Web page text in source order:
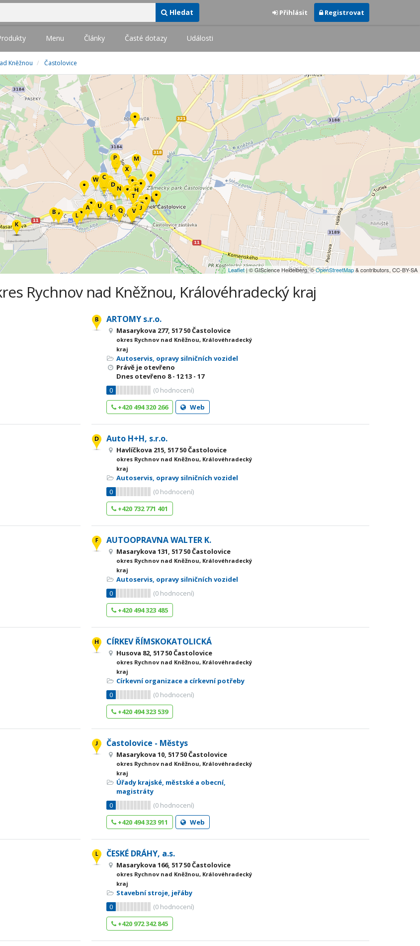
Hledat Přihlásit Registrovat
Menu Články Časté dotazy Události
Kněžnou Častolovice
Leaflet| © GIScience Heidelberg, ©OpenStreetMap& contributors, CC-BY-SA
Rychnov nad Kněžnou, Královéhradecký kraj
ARTOMY s.r.o.
Masarykova 277, 517 50 Častolovice
okres Rychnov nad Kněžnou, Královéhradecký
kraj
Autoservis, opravy silničních vozidel
Právě je otevřeno
Dnes otevřeno 8 - 1213 - 17
0
(0 hodnocení)
+420 494 320 266
Web
Auto H+H, s.r.o.
Havlíčkova 215, 517 50 Častolovice
okres Rychnov nad Kněžnou, Královéhradecký
kraj
Autoservis, opravy silničních vozidel
0
(0 hodnocení)
+420 732 771 401
AUTOOPRAVNA WALTER K.
Masarykova 131, 517 50 Častolovice
okres Rychnov nad Kněžnou, Královéhradecký
kraj
Autoservis, opravy silničních vozidel
0
(0 hodnocení)
+420 494 323 485
CÍRKEV ŘÍMSKOKATOLICKÁ
Husova 82, 517 50 Častolovice
okres Rychnov nad Kněžnou, Královéhradecký
kraj
Církevní organizace a církevní potřeby
0
(0 hodnocení)
+420 494 323 539
Častolovice - Městys
Masarykova 10, 517 50 Častolovice
okres Rychnov nad Kněžnou, Královéhradecký
kraj
Úřady krajské, městské a obecní,
magistráty
0
(0 hodnocení)
+420 494 323 911
Web
ČESKÉ DRÁHY, a.s.
Masarykova 166, 517 50 Častolovice
okres Rychnov nad Kněžnou, Královéhradecký
kraj
Stavební stroje, jeřáby
0
(0 hodnocení)
+420 972 342 845